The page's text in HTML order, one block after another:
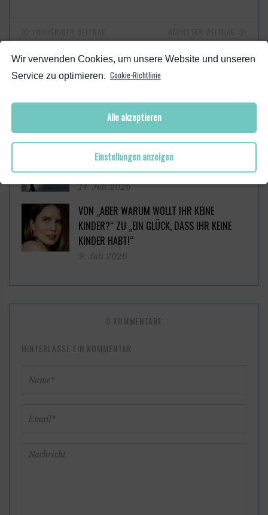
Wir verwenden Cookies, um unsere Website und unseren
Service zu optimieren. Cookie-Richtlinie
Alle akzeptieren
Einstellungen anzeigen
DIESE BEITRÄGE KÖNNTEN DICH AUCH INTERESSIEREN
STARTING OVER AT 38: (KEINE) KRAFT
7. August 2026
MACH ES (EINFACH) ALLEIN.
14. Juli 2026
VON „ABER WARUM WOLLT IHR KEINE
KINDER?“ ZU „EIN GLÜCK, DASS IHR KEINE
KINDER HABT!“
9. Juli 2026
0 KOMMENTARE
HINTERLASSE EIN KOMMENTAR